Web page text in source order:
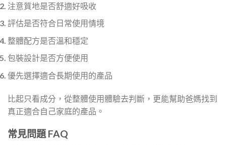
注意質地是否舒適好吸收
評估是否符合日常使用情境
整體配方是否溫和穩定
包裝設計是否方便使用
優先選擇適合長期使用的產品
比起只看成分，從整體使用體驗去判斷，更能幫助爸媽找到
真正適合自己家庭的產品。
常見問題 FAQ